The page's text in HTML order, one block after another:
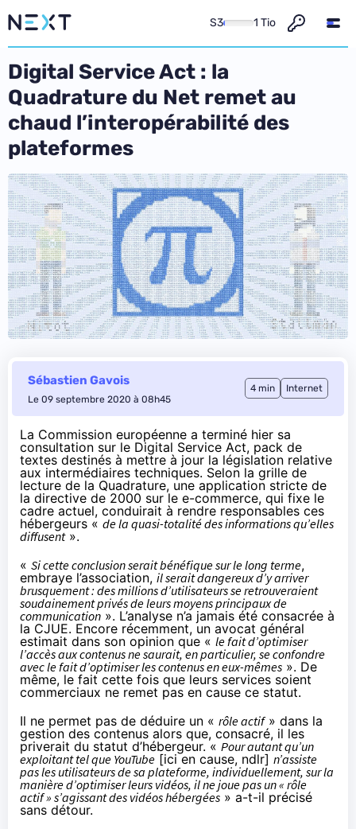
S3 1 Tio
Digital Service Act : la
Quadrature du Net remet au
chaud l’interopérabilité des
plateformes
Sébastien Gavois
Le 09 septembre 2020 à 08h45
4 min Internet
La Commission européenne a terminé hier sa
consultation sur le Digital Service Act, pack de
textes destinés à mettre à jour la législation relative
aux intermédiaires techniques. Selon la grille de
lecture de la Quadrature, une application stricte de
la directive de 2000 sur le e-commerce, qui fixe le
cadre actuel, conduirait à rendre responsables ces
hébergeurs « de la quasi-totalité des informations qu’elles
diffusent».
« Si cette conclusion serait bénéfique sur le long terme,
embraye l’association, il serait dangereux d’y arriver
brusquement : des millions d’utilisateurs se retrouveraient
soudainement privés de leurs moyens principaux de
communication ». L’analyse n’a jamais été consacrée à
la CJUE. Encore récemment, un avocat général
estimait dans son opinion que « le fait d’optimiser
l’accès aux contenus ne saurait, en particulier, se confondre
avec le fait d’optimiser les contenus en eux-mêmes ». De
même, le fait cette fois que leurs services soient
commerciaux ne remet pas en cause ce statut.
Il ne permet pas de déduire un « rôle actif» dans la
gestion des contenus alors que, consacré, il les
priverait du statut d’hébergeur. « Pour autant qu’un
exploitant tel que YouTube [ici en cause, ndlr] n’assiste
pas les utilisateurs de sa plateforme, individuellement, sur la
manière d’optimiser leurs vidéos, il ne joue pas un « rôle
actif » s’agissant des vidéos hébergées » a-t-il précisé
sans détour.